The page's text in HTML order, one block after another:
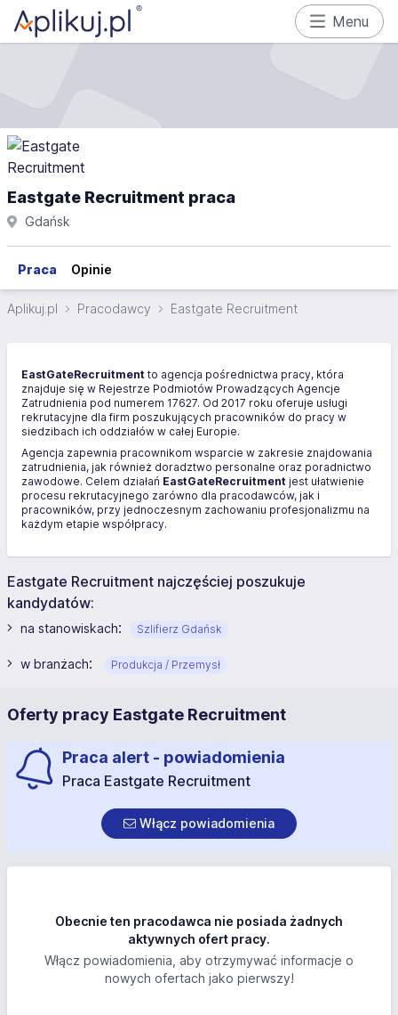
Menu
Eastgate Recruitment praca
Gdańsk
Praca Opinie
Aplikuj.pl Pracodawcy Eastgate Recruitment
EastGateRecruitment to agencja pośrednictwa pracy, która
znajduje się w Rejestrze Podmiotów Prowadzących Agencje
Zatrudnienia pod numerem 17627. Od 2017 roku oferuje usługi
rekrutacyjne dla firm poszukujących pracowników do pracy w
siedzibach ich oddziałów w całej Europie.
Agencja zapewnia pracownikom wsparcie w zakresie znajdowania
zatrudnienia, jak również doradztwo personalne oraz poradnictwo
zawodowe. Celem działań EastGateRecruitment jest ułatwienie
procesu rekrutacyjnego zarówno dla pracodawców, jak i
pracowników, przy jednoczesnym zachowaniu profesjonalizmu na
każdym etapie współpracy.
Eastgate Recruitment najczęściej poszukuje
kandydatów:
na stanowiskach: Szlifierz Gdańsk
w branżach: Produkcja / Przemysł
Oferty pracy Eastgate Recruitment
Praca alert - powiadomienia
Praca Eastgate Recruitment
Włącz powiadomienia
Obecnie ten pracodawca nie posiada żadnych
aktywnych ofert pracy.
Włącz powiadomienia, aby otrzymywać informacje o
nowych ofertach jako pierwszy!